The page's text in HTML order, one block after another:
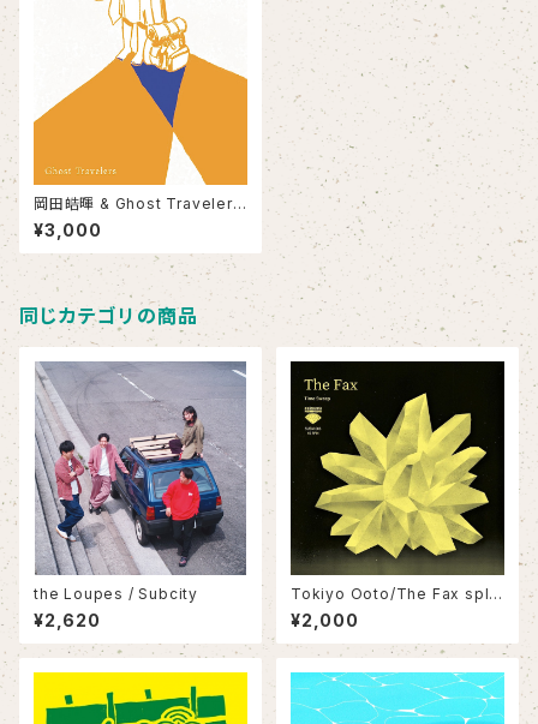
岡田皓暉 & Ghost Travelers
/ Ghost Travelers
¥3,000
同じカテゴリの商品
the Loupes / Subcity
¥2,620
Tokiyo Ooto/The Fax split
7inch
¥2,000